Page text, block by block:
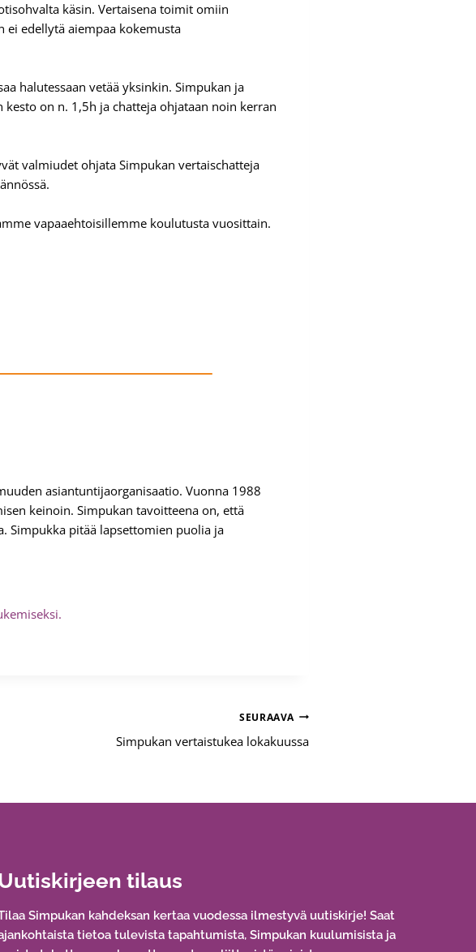
käsin. Vertaisena toimit omiin
edellytä aiempaa kokemusta
halutessaan vetää yksinkin. Simpukan ja
on n. 1,5h ja chatteja ohjataan noin kerran
valmiudet ohjata Simpukan vertaischatteja
vapaaehtoisillemme koulutusta vuosittain.
asiantuntijaorganisaatio. Vuonna 1988
keinoin. Simpukan tavoitteena on, että
Simpukka pitää lapsettomien puolia ja
SEURAAVA
Simpukan vertaistukea lokakuussa
tilaus
Simpukan kahdeksan kertaa vuodessa ilmestyvä uutiskirje! Saat
tietoa tulevista tapahtumista, Simpukan kuulumisista ja